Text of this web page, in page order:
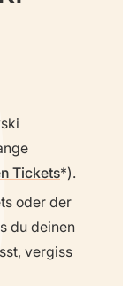
Tickets ).
oder der
du deinen
vergiss